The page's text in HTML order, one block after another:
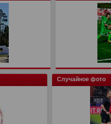
Случайное фото